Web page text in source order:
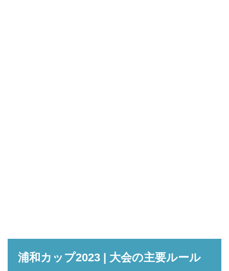
浦和カップ2023 | 大会の主要ルール